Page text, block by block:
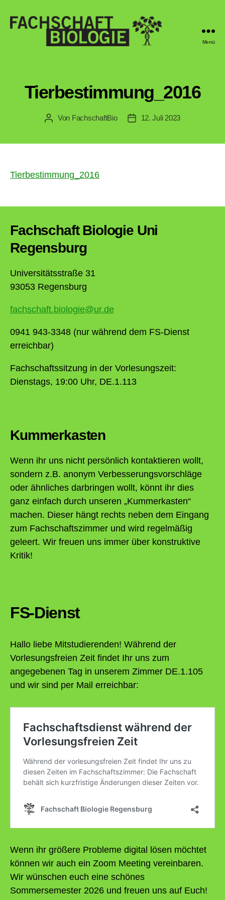
Menü
Tierbestimmung_2016
Beitragsautor
Von FachschaftBio Veröffentlichungsdatum
12. Juli 2023
Tierbestimmung_2016
Fachschaft Biologie Uni
Regensburg
Universitätsstraße 31
93053 Regensburg
fachschaft.biologie@ur.de
0941 943-3348 (nur während dem FS-Dienst
erreichbar)
Fachschaftssitzung in der Vorlesungszeit:
Dienstags, 19:00 Uhr, DE.1.113
Kummerkasten
Wenn ihr uns nicht persönlich kontaktieren wollt,
sondern z.B. anonym Verbesserungsvorschläge
oder ähnliches darbringen wollt, könnt ihr dies
ganz einfach durch unseren „Kummerkasten“
machen. Dieser hängt rechts neben dem Eingang
zum Fachschaftszimmer und wird regelmäßig
geleert. Wir freuen uns immer über konstruktive
Kritik!
FS-Dienst
Hallo liebe Mitstudierenden! Während der
Vorlesungsfreien Zeit findet Ihr uns zum
angegebenen Tag in unserem Zimmer DE.1.105
und wir sind per Mail erreichbar:
Wenn ihr größere Probleme digital lösen möchtet
können wir auch ein Zoom Meeting vereinbaren.
Wir wünschen euch eine schönes
Sommersemester 2026 und freuen uns auf Euch!